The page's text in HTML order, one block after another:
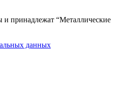
принадлежат “Металлические
данных